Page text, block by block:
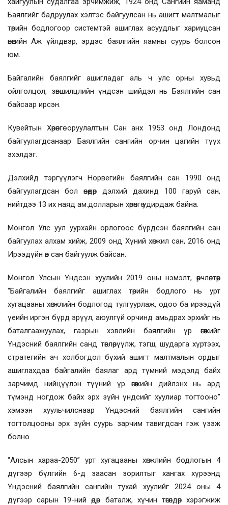
Баялгийг бадруулах хэлтэс байгуулсан нь ашигт малтмалыг
төрийн бодлогоор системтэй ашиглах асуудлыг хариуцсан
өнөөгийн Аж үйлдвэр, эрдэс баялгийн яамны суурь болсон
юм.
Байгалийн баялгийг ашигладаг аль ч улс орны хувьд
ойлголцол, зөвшилцлийн үндсэн шийдэл нь Баялгийн сан
байсаар ирсэн.
Кувейтын Хөрөнгө оруулалтын Сан анх 1953 онд Лондонд
байгуулагдсанаар Баялгийн сангийн орчин цагийн түүх
эхэлдэг.
Дэлхийд тэргүүлэгч Норвегийн баялгийн сан 1990 онд
байгуулагдсан бол өнөөдөр дэлхий дахинд 100 гаруй сан,
нийтдээ 13 их наяд ам.долларын хөрөнгө удирдаж байна.
Монгол Улс уул уурхайн орлогоос бүрдсэн баялгийн сан
байгуулах алхам хийж, 2009 онд Хүний хөгжил сан, 2016 онд
Ирээдүйн өв сан байгуулж байсан.
Монгол Улсын Үндсэн хуулийн 2019 оны нэмэлт, өөрчлөлтөөр
“Байгалийн баялгийг ашиглах төрийн бодлого нь урт
хугацааны хөгжлийн бодлогод тулгуурлаж, одоо ба ирээдүй
үеийн иргэн бүрд эрүүл, аюулгүй орчинд амьдрах эрхийг нь
баталгаажуулах, газрын хэвлийн баялгийн үр өгөөжийг
Үндэсний баялгийн санд төвлөрүүлж, тэгш, шударга хүртээх,
стратегийн ач холбогдол бүхий ашигт малтмалын ордыг
ашиглахдаа байгалийн баялаг ард түмний мэдэлд байх
зарчимд нийцүүлэн түүний үр өгөөжийн дийлэнх нь ард
түмэнд ногдож байх эрх зүйн үндсийг хуулиар тогтооно”
хэмээн хуульчилснаар Үндэсний баялгийн сангийн
тогтолцооны эрх зүйн суурь зарчим тавигдсан гэж үзэж
болно.
“Алсын хараа-2050” урт хугацааны хөгжлийн бодлогын 4
дүгээр бүлгийн 6-д заасан зорилтыг хангах хүрээнд
Үндэсний баялгийн сангийн тухай хуулийг 2024 оны 4
дүгээр сарын 19-ний өдөр баталж, хүчин төгөлдөр хэрэгжиж